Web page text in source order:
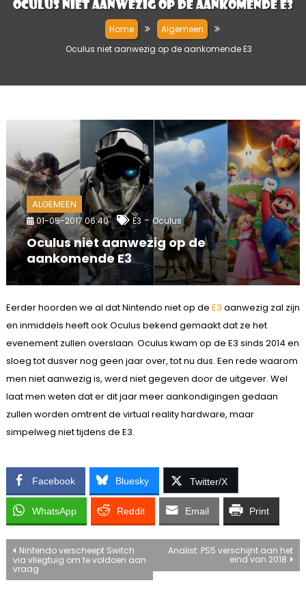
Oculus niet aanwezig op de aankomende E3
Home
Algemeen
Oculus niet aanwezig op de aankomende E3
ALGEMEEN
01-05-2017 06:40 E3- Oculus
Oculus niet aanwezig op de
aankomende E3
Eerder hoorden we al dat Nintendo niet op de E3 aanwezig zal zijn
en inmiddels heeft ook Oculus bekend gemaakt dat ze het
evenement zullen overslaan. Oculus kwam op de E3 sinds 2014 en
sloeg tot dusver nog geen jaar over, tot nu dus. Een rede waarom
men niet aanwezig is, werd niet gegeven door de uitgever. Wel
laat men weten dat er dit jaar meer aankondigingen gedaan
zullen worden omtrent de virtual reality hardware, maar
simpelweg niet tijdens de E3.
Facebook Bluesky Twitter/X
WhatsApp Reddit Email Print
Bericht
navigatie
Nintendo verscheept Switch
via vliegtuig om te voldoen aan
vraag
Analist: PS5 verschijnt aan het
eind van 2018